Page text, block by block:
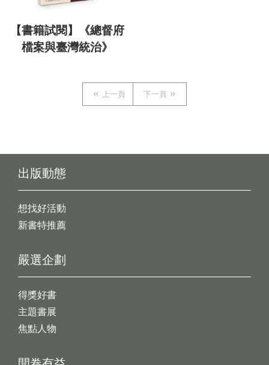
【書籍試閱】《總督府
檔案與臺灣統治》
上一頁 下一頁
出版動態
想找好活動
新書特推薦
嚴選企劃
得獎好書
主題書展
焦點人物